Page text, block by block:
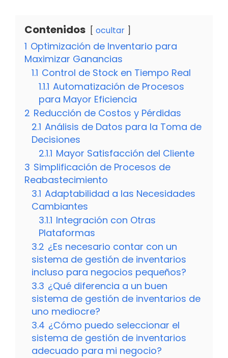
Contenidos ocultar
1 Optimización de Inventario para
Maximizar Ganancias
1.1 Control de Stock en Tiempo Real
1.1.1 Automatización de Procesos
para Mayor Eficiencia
2 Reducción de Costos y Pérdidas
2.1 Análisis de Datos para la Toma de
Decisiones
2.1.1 Mayor Satisfacción del Cliente
3 Simplificación de Procesos de
Reabastecimiento
3.1 Adaptabilidad a las Necesidades
Cambiantes
3.1.1 Integración con Otras
Plataformas
3.2 ¿Es necesario contar con un
sistema de gestión de inventarios
incluso para negocios pequeños?
3.3 ¿Qué diferencia a un buen
sistema de gestión de inventarios de
uno mediocre?
3.4 ¿Cómo puedo seleccionar el
sistema de gestión de inventarios
adecuado para mi negocio?